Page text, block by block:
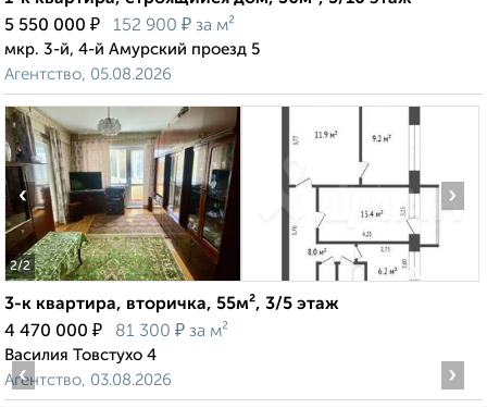
5 550 000 ₽ 152 900 ₽ за м²
мкр. 3-й, 4-й Амурский проезд 5
Агентство, 05.08.2026
2/2
‹ ›
3-к квартира, вторичка, 55м², 3/5 этаж
4 470 000 ₽ 81 300 ₽ за м²
Василия Товстухо 4
Агентство, 03.08.2026
‹ ›